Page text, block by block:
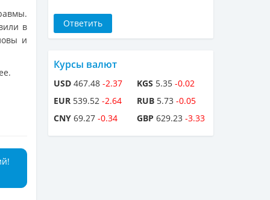
в
и
Курсы валют
USD 467.48 -2.37
EUR 539.52 -2.64
CNY 69.27 -0.34
KGS 5.35 -0.02
RUB 5.73 -0.05
GBP 629.23 -3.33